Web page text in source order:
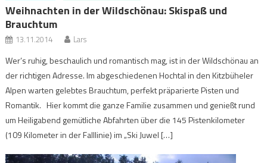
Weihnachten in der Wildschönau: Skispaß und
Brauchtum
13.11.2014 Lars
Wer’s ruhig, beschaulich und romantisch mag, ist in der Wildschönau an
der richtigen Adresse. Im abgeschiedenen Hochtal in den Kitzbüheler
Alpen warten gelebtes Brauchtum, perfekt präparierte Pisten und
Romantik. Hier kommt die ganze Familie zusammen und genießt rund
um Heiligabend gemütliche Abfahrten über die 145 Pistenkilometer
(109 Kilometer in der Falllinie) im „Ski Juwel […]